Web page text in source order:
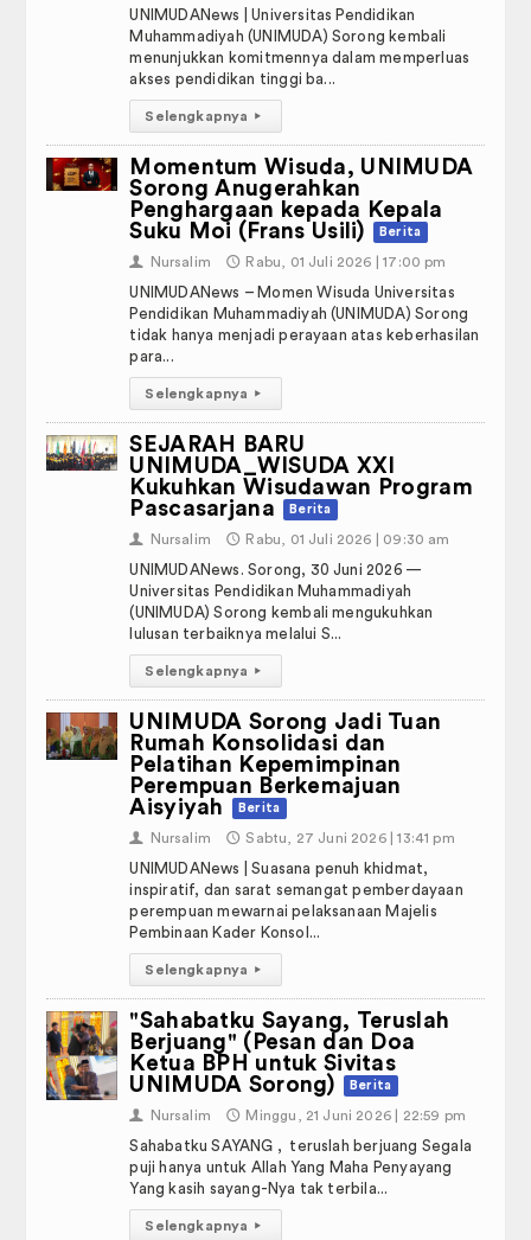
Fakultas & Program Studi
Struktur Organisasi
PENGHARGAAN 2016-2019
PMB 2025
Sains dan Teknologi
Ilmu Sosial dan Humaniora
Sarana dan Prasarana
Gedung Kuliah dan Kantor
Laboratorium
Perpustakaan, Asrama, dan Masjid
Taman
Ekonomi Kreatif
Fasilitas Penunjang
KUMPULAN SOP (STANDARD
OPERATING PROCEDURE)
PIBK UNIMUDA
PEDOMAN, PANDUAN, DAN DOKUMEN
Galeri
Media Sosial
Hubungi Kami
Panduan dan SOP Akademik
Libur Khusus Oleh LLDIKTI Wilayah XIV Papua dan Papua Barat
kepada Prof. Dr. KH. Yunahar Ilyas, Lc., M.Ag.
UNIMUDANews | Universitas Pendidikan
Muhammadiyah (UNIMUDA) Sorong kembali
menunjukkan komitmennya dalam memperluas
akses pendidikan tinggi ba...
Selengkapnya ▸
Momentum Wisuda, UNIMUDA
Sorong Anugerahkan
Penghargaan kepada Kepala
Suku Moi (Frans Usili)
Berita
👤 Nursalim 🕔 Rabu, 01 Juli 2026 | 17:00 pm
UNIMUDANews – Momen Wisuda Universitas
Pendidikan Muhammadiyah (UNIMUDA) Sorong
tidak hanya menjadi perayaan atas keberhasilan
para...
Selengkapnya ▸
SEJARAH BARU
UNIMUDA_WISUDA XXI
Kukuhkan Wisudawan Program
Pascasarjana
Berita
👤 Nursalim 🕔 Rabu, 01 Juli 2026 | 09:30 am
UNIMUDANews. Sorong, 30 Juni 2026 —
Universitas Pendidikan Muhammadiyah
(UNIMUDA) Sorong kembali mengukuhkan
lulusan terbaiknya melalui S...
Selengkapnya ▸
UNIMUDA Sorong Jadi Tuan
Rumah Konsolidasi dan
Pelatihan Kepemimpinan
Perempuan Berkemajuan
Aisyiyah
Berita
👤 Nursalim 🕔 Sabtu, 27 Juni 2026 | 13:41 pm
UNIMUDANews | Suasana penuh khidmat,
inspiratif, dan sarat semangat pemberdayaan
perempuan mewarnai pelaksanaan Majelis
Pembinaan Kader Konsol...
Selengkapnya ▸
"Sahabatku Sayang, Teruslah
Berjuang" (Pesan dan Doa
Ketua BPH untuk Sivitas
UNIMUDA Sorong)
Berita
👤 Nursalim 🕔 Minggu, 21 Juni 2026 | 22:59 pm
Sahabatku SAYANG , teruslah berjuang Segala
puji hanya untuk Allah Yang Maha Penyayang
Yang kasih sayang-Nya tak terbila...
Selengkapnya ▸